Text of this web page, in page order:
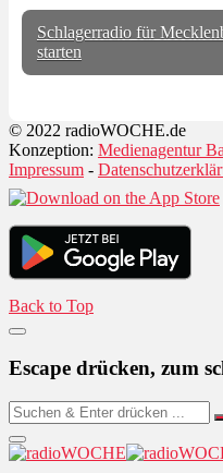
Schlagerradio für
starten
© 2022 radioWOCHE.de
Konzeption: Medienagentur
Impressum -
Back to Top
Escape drücken, zum